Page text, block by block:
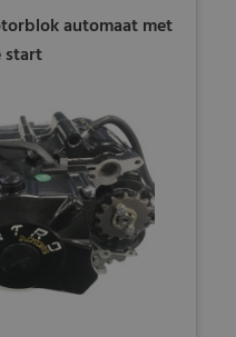
automaat met
start